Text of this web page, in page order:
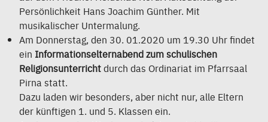
Persönlichkeit Hans Joachim Günther. Mit
musikalischer Untermalung.
Am Donnerstag, den 30. 01.2020 um 19.30 Uhr findet
ein Informationselternabend zum schulischen
Religionsunterrichtdurch das Ordinariat im Pfarrsaal
Pirna statt.
Dazu laden wir besonders, aber nicht nur, alle Eltern
der künftigen 1. und 5. Klassen ein.